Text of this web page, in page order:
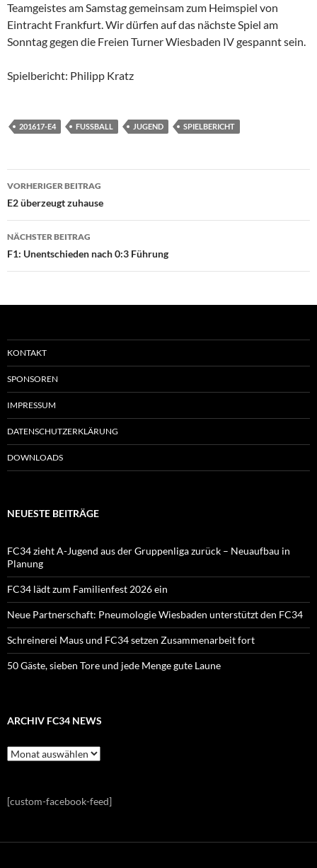
Teamgeistes am Samstag gemeinsam zum Heimspiel von
Eintracht Frankfurt. Wir dürfen auf das nächste Spiel am
Sonntag gegen die Freien Turner Wiesbaden IV gespannt sein.
Spielbericht: Philipp Kratz
201617-E4 FUSSBALL JUGEND SPIELBERICHT
Beitragsnavigation
VORHERIGER BEITRAG
E2 überzeugt zuhause
NÄCHSTER BEITRAG
F1: Unentschieden nach 0:3 Führung
KONTAKT
SPONSOREN
IMPRESSUM
DATENSCHUTZERKLÄRUNG
DOWNLOADS
NEUESTE BEITRÄGE
FC34 zieht A-Jugend aus der Gruppenliga zurück – Neuaufbau in
Planung
FC34 lädt zum Familienfest 2026 ein
Neue Partnerschaft: Pneumologie Wiesbaden unterstützt den FC34
Schreinerei Maus und FC34 setzen Zusammenarbeit fort
50 Gäste, sieben Tore und jede Menge gute Laune
ARCHIV FC34 NEWS
Archiv
FC34
[custom-facebook-feed]